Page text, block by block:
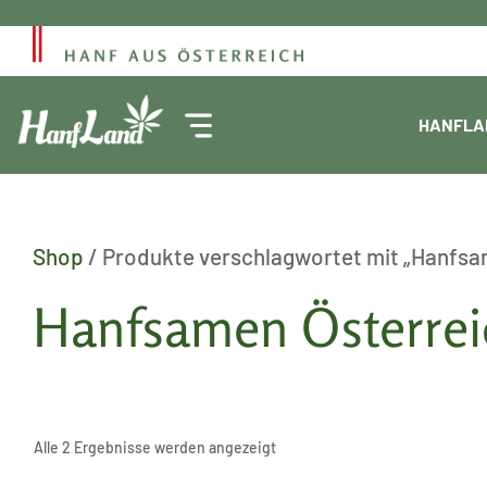
springen
Shop / Produkte verschlagwortet mit
Hanfsamen
Alle 2 Ergebnisse werden angezeigt